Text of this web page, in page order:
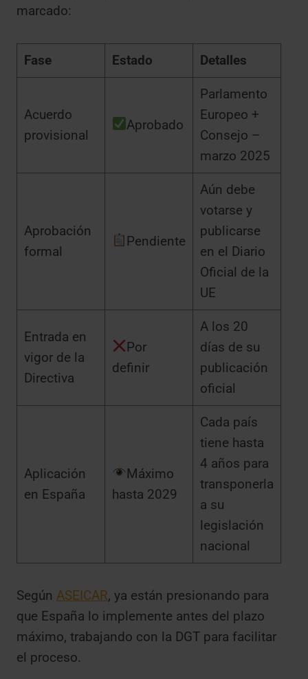
marcado:
Fase Estado Detalles
Acuerdo
provisional
Aprobado
Parlamento
Europeo +
Consejo –
marzo 2025
Aprobación
formal
Pendiente
Aún debe
votarse y
publicarse
en el Diario
Oficial de la
UE
Entrada en
vigor de la
Directiva
Por
definir
A los 20
días de su
publicación
oficial
Aplicación
en España
Máximo
hasta 2029
Cada país
tiene hasta
4 años para
transponerla
a su
legislación
nacional
Según ASEICAR, ya están presionando para
que España lo implemente antes del plazo
máximo, trabajando con la DGT para facilitar
el proceso.